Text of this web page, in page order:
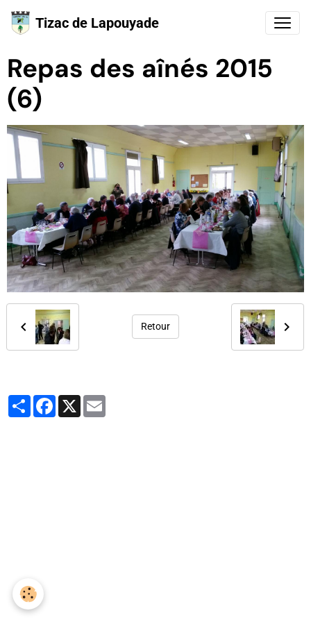
Tizac de Lapouyade
Repas des aînés 2015
(6)
Retour
PartagerFacebook
X